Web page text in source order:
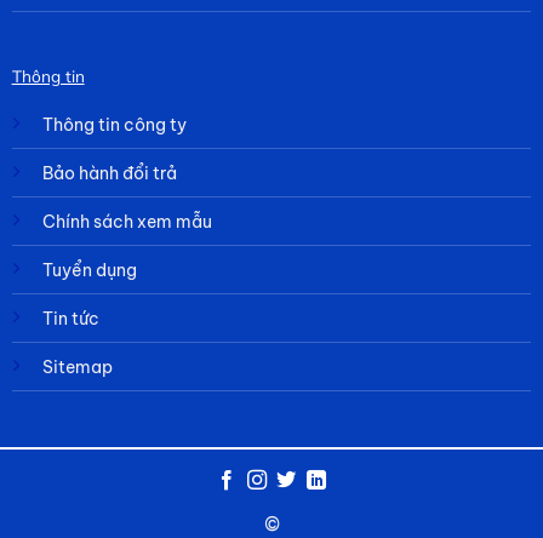
Thông tin
Thông tin công ty
Bảo hành đổi trả
Chính sách xem mẫu
Tuyển dụng
Tin tức
Sitemap
©